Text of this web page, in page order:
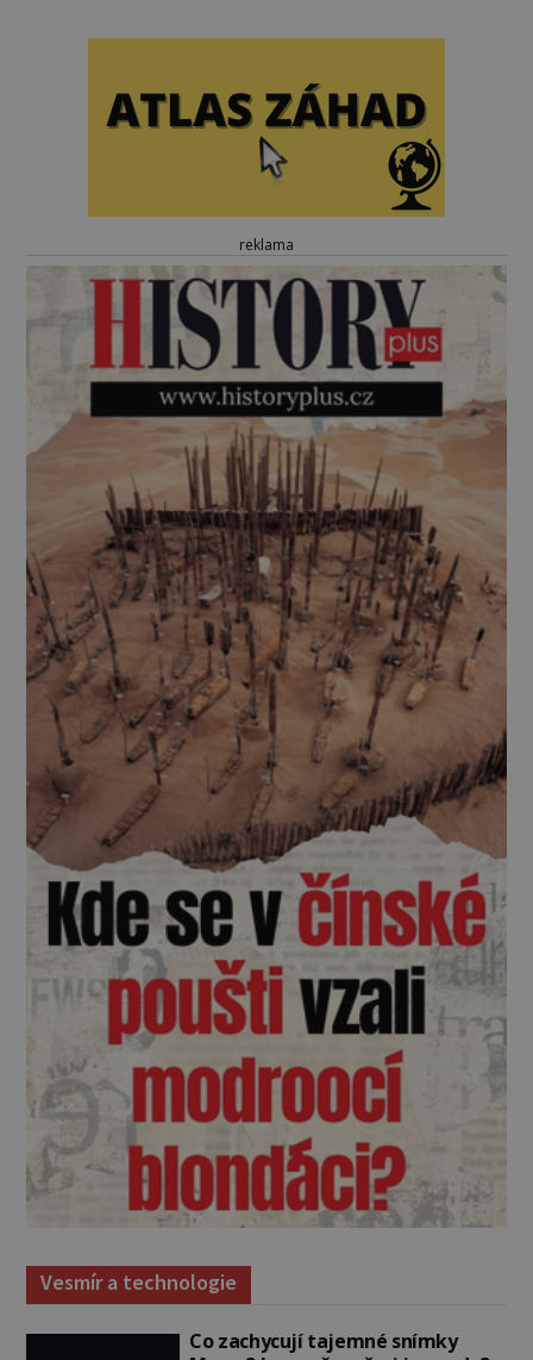
reklama
Vesmír a technologie
Co zachycují tajemné snímky